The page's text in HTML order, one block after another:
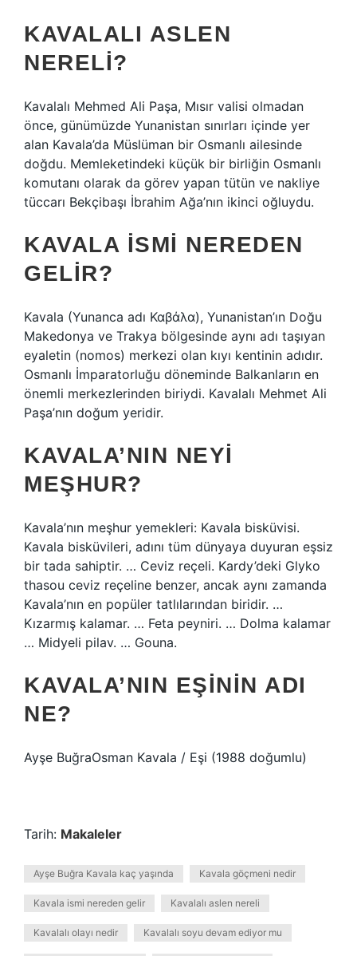
KAVALALI ASLEN
NERELI?
Kavalalı Mehmed Ali Paşa, Mısır valisi olmadan
önce, günümüzde Yunanistan sınırları içinde yer
alan Kavala’da Müslüman bir Osmanlı ailesinde
doğdu. Memleketindeki küçük bir birliğin Osmanlı
komutanı olarak da görev yapan tütün ve nakliye
tüccarı Bekçibaşı İbrahim Ağa’nın ikinci oğluydu.
KAVALA ISMI NEREDEN
GELIR?
Kavala (Yunanca adı Καβάλα), Yunanistan’ın Doğu
Makedonya ve Trakya bölgesinde aynı adı taşıyan
eyaletin (nomos) merkezi olan kıyı kentinin adıdır.
Osmanlı İmparatorluğu döneminde Balkanların en
önemli merkezlerinden biriydi. Kavalalı Mehmet Ali
Paşa’nın doğum yeridir.
KAVALA’NIN NEYI
MEŞHUR?
Kavala’nın meşhur yemekleri: Kavala bisküvisi.
Kavala bisküvileri, adını tüm dünyaya duyuran eşsiz
bir tada sahiptir. … Ceviz reçeli. Kardy’deki Glyko
thasou ceviz reçeline benzer, ancak aynı zamanda
Kavala’nın en popüler tatlılarından biridir. …
Kızarmış kalamar. … Feta peyniri. … Dolma kalamar
… Midyeli pilav. … Gouna.
KAVALA’NIN EŞININ ADI
NE?
Ayşe BuğraOsman Kavala / Eşi (1988 doğumlu)
Tarih: Makaleler
Ayşe Buğra Kavala kaç yaşında Kavala göçmeni nedir
Kavala ismi nereden gelir Kavalalı aslen nereli
Kavalalı olayı nedir Kavalalı soyu devam ediyor mu